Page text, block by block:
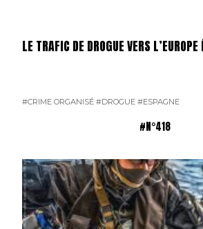
LE TRAFIC DE DROGUE VERS L’EUROPE
#CRIME ORGANISÉ #DROGUE #ESPAGNE
#N°418